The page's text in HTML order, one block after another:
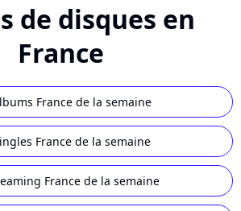
de disques en
France
France de la semaine
France de la semaine
France de la semaine